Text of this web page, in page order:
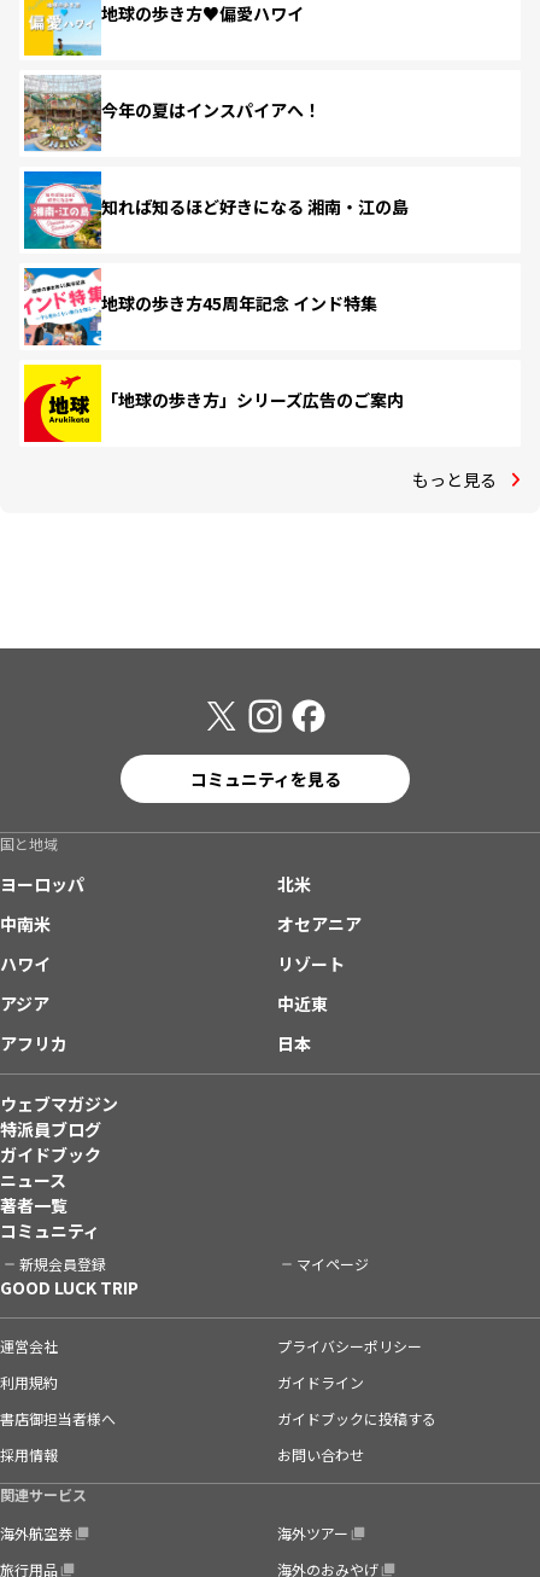
地球の歩き方♥偏愛ハワイ
今年の夏はインスパイアへ！
知れば知るほど好きになる 湘南・江の島
地球の歩き方45周年記念 インド特集
「地球の歩き方」シリーズ広告のご案内
もっと見る
コミュニティを見る
国と地域
ヨーロッパ
北米
中南米
オセアニア
ハワイ
リゾート
アジア
中近東
アフリカ
日本
ウェブマガジン
特派員ブログ
ガイドブック
ニュース
著者一覧
コミュニティ
新規会員登録 マイページ
GOOD LUCK TRIP
運営会社
プライバシーポリシー
利用規約
ガイドライン
書店御担当者様へ
ガイドブックに投稿する
採用情報
お問い合わせ
関連サービス
海外航空券
海外ツアー
旅行用品
海外のおみやげ